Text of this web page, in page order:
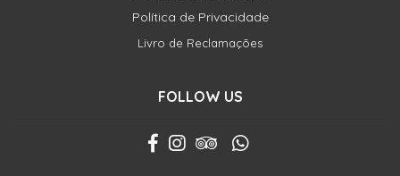
Política de Privacidade
Livro de Reclamações
FOLLOW US